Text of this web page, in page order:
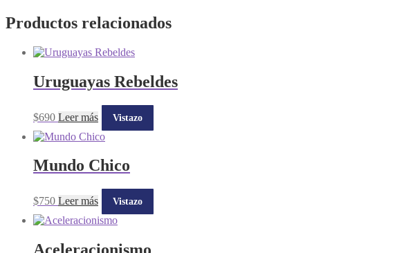
Productos relacionados
Uruguayas Rebeldes
$690 Leer más Vistazo
Mundo Chico
$750 Leer más Vistazo